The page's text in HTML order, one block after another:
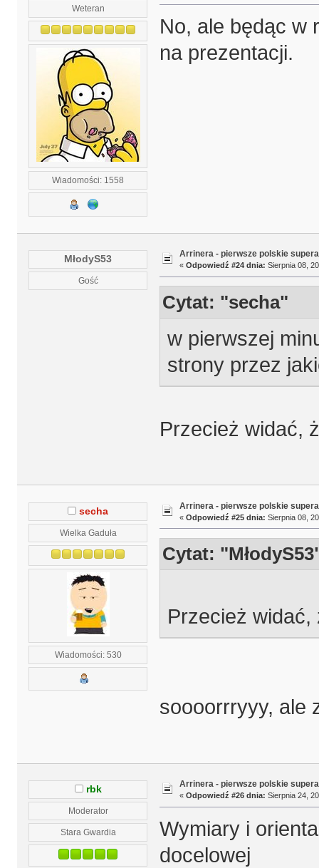
Weteran
Wiadomości: 1558
No, ale będąc w
na prezentacji.
MłodyS53
Gość
Arrinera - pierwsze polskie
« Odpowiedź #24 dnia: Sierpnia 08,
Cytat: "secha"
w pierwszej
strony przez
Przecież widać,
secha
Wielka Gaduła
Wiadomości: 530
Arrinera - pierwsze polskie
« Odpowiedź #25 dnia: Sierpnia 08,
Cytat:
Przecież widać,
soooorrryyy, ale
rbk
Moderator
Stara Gwardia
Arrinera - pierwsze polskie
« Odpowiedź #26 dnia: Sierpnia 24,
Wymiary i
docelowej